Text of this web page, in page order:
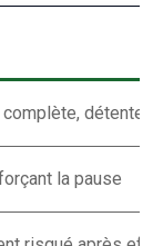
complète, détente
la pause